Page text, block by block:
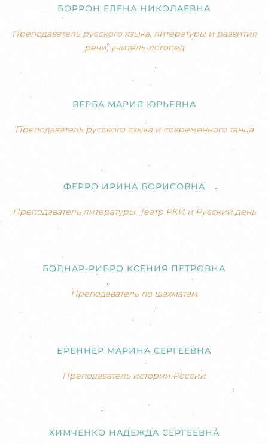
БОРРОН ЕЛЕНА НИКОЛАЕВНА
Преподаватель русского языка, литературы и развития
речи, учитель-логопед
ВЕРБА МАРИЯ ЮРЬЕВНА
Преподаватель русского языка и современного танца
ФЕРРО ИРИНА БОРИСОВНА
Преподаватель литературы. Театр РКИ и Русский день
БОДНАР-РИБРО КСЕНИЯ ПЕТРОВНА
Преподаватель по шахматам
БРЕННЕР МАРИНА СЕРГЕЕВНА
Преподаватель истории России
ХИМЧЕНКО НАДЕЖДА СЕРГЕЕВНА